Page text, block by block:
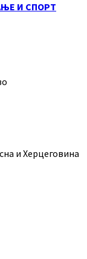
И СПОРТ
и Херцеговина